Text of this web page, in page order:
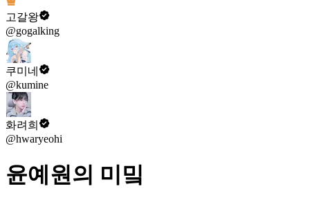
고갈왕
@gogalking
쿠미네
@kumine
화려희
@hwaryeohi
윤예원의 미밐